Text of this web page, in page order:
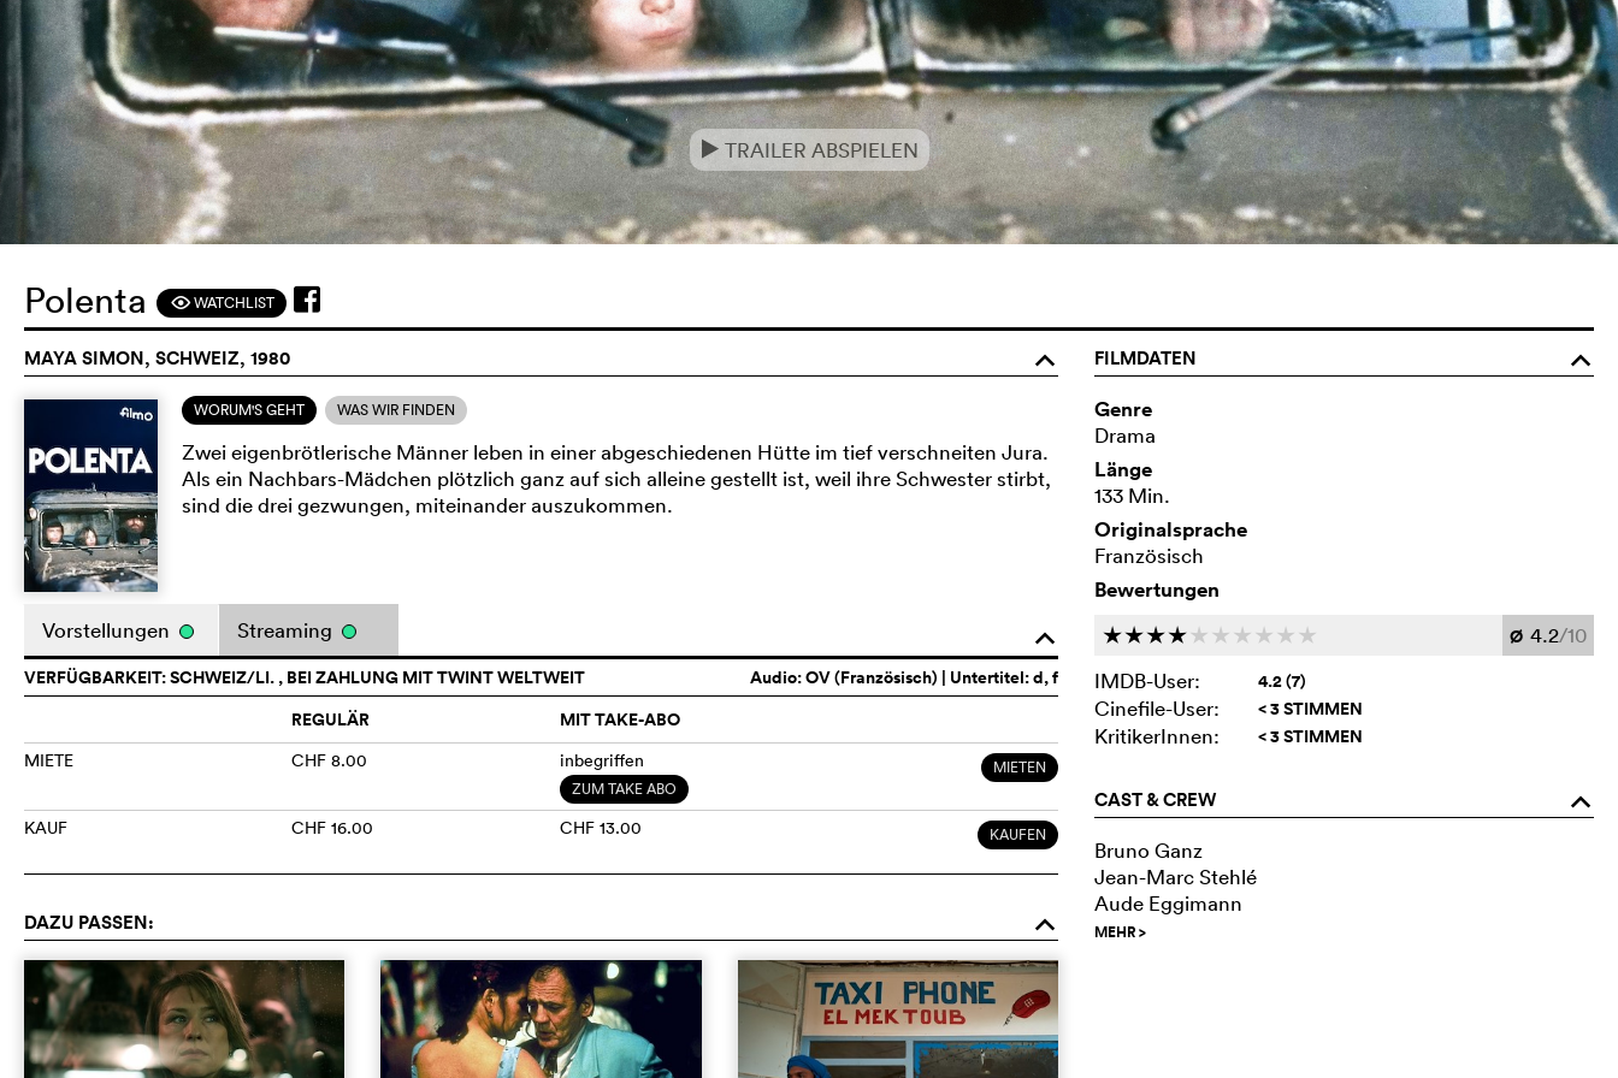
e TRAILER ABSPIELEN
Polenta FWATCHLIST
MAYA SIMON, SCHWEIZ, 1980 o
WORUM'S GEHT WAS WIR FINDEN
Zwei eigenbrötlerische Männer leben in einer abgeschiedenen Hütte im tief verschneiten Jura.
Als ein Nachbars-Mädchen plötzlich ganz auf sich alleine gestellt ist, weil ihre Schwester stirbt,
sind die drei gezwungen, miteinander auszukommen.
o
Vorstellungen Streaming
Audio:OV (Französisch) | Untertitel: d, f
VERFÜGBARKEIT: SCHWEIZ/LI. , BEI ZAHLUNG MIT TWINT WELTWEIT
REGULÄR
MIT TAKE-ABO
MIETE CHF 8.00 inbegriffen
ZUM TAKE ABO
MIETEN
KAUF CHF 16.00 CHF 13.00 KAUFEN
DAZU PASSEN: o
FILMDATEN
o
Genre
Drama
Länge
133 Min.
Originalsprache
Französisch
Bewertungen
cccc c c c c c c Ø 4.2/10
IMDB-User:
4.2 (7)
Cinefile-User: < 3 STIMMEN
KritikerInnen: < 3 STIMMEN
CAST & CREW o
Bruno Ganz
Jean-Marc Stehlé
Aude Eggimann
MEHR>